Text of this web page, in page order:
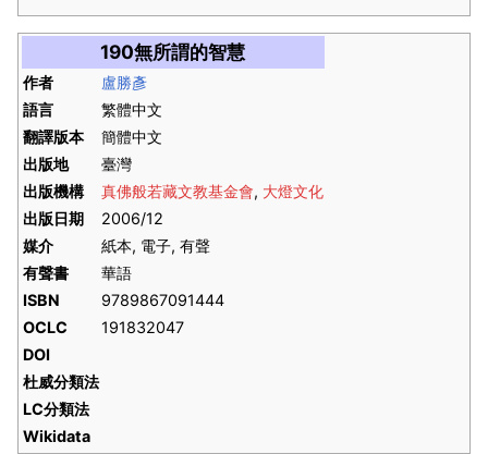
190無所謂的智慧
作者
盧勝彥
語言
繁體中文
翻譯版本
簡體中文
出版地
臺灣
出版機構
真佛般若藏文教基金會, 大燈文化
出版日期
2006/12
媒介
紙本, 電子, 有聲
有聲書
華語
ISBN
9789867091444
OCLC
191832047
DOI
杜威分類法
LC分類法
Wikidata